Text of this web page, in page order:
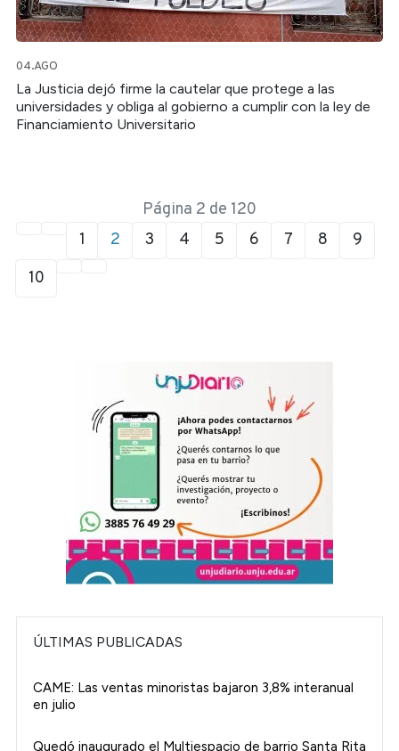
04.AGO
La Justicia dejó firme la cautelar que protege a las
universidades y obliga al gobierno a cumplir con la ley de
Financiamiento Universitario
1 2 3 4 5 6 7 8
9
10
Página 2 de 120
ÚLTIMAS PUBLICADAS
CAME: Las ventas minoristas bajaron 3,8% interanual
en julio
Quedó inaugurado el Multiespacio de barrio Santa Rita